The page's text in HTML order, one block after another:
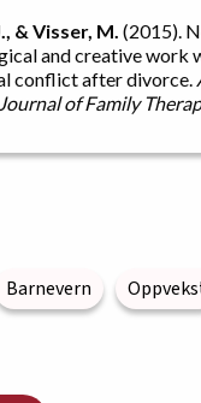
& Visser, M. (2015).
and creative work
conflict after divorce.
of Family
Barnevern